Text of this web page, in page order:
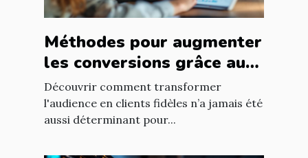
Méthodes pour augmenter
les conversions grâce au
ciblage marketing
Découvrir comment transformer
l'audience en clients fidèles n’a jamais été
aussi déterminant pour...